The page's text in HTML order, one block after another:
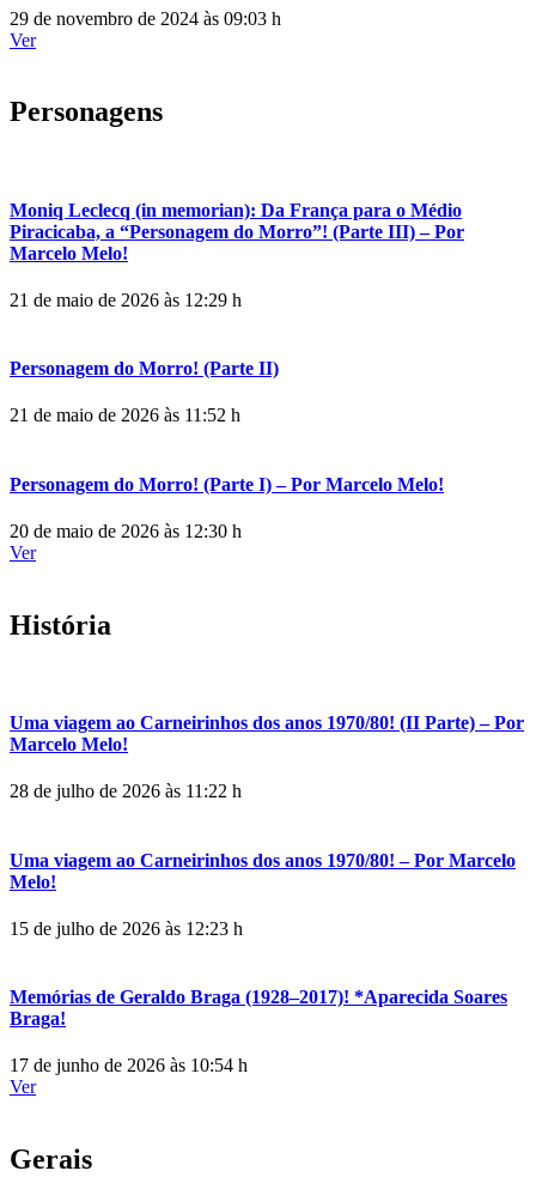
29 de novembro de 2024 às 09:03 h
Ver
Personagens
Moniq Leclecq (in memorian): Da França para o Médio
Piracicaba, a “Personagem do Morro”! (Parte III) – Por
Marcelo Melo!
21 de maio de 2026 às 12:29 h
Personagem do Morro! (Parte II)
21 de maio de 2026 às 11:52 h
Personagem do Morro! (Parte I) – Por Marcelo Melo!
20 de maio de 2026 às 12:30 h
Ver
História
Uma viagem ao Carneirinhos dos anos 1970/80! (II Parte) – Por
Marcelo Melo!
28 de julho de 2026 às 11:22 h
Uma viagem ao Carneirinhos dos anos 1970/80! – Por Marcelo
Melo!
15 de julho de 2026 às 12:23 h
Memórias de Geraldo Braga (1928–2017)! *Aparecida Soares
Braga!
17 de junho de 2026 às 10:54 h
Ver
Gerais